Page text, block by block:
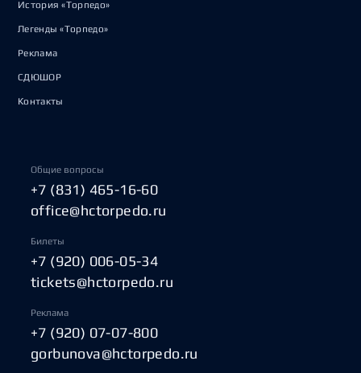
История «Торпедо»
Легенды «Торпедо»
Реклама
СДЮШОР
Контакты
Общие вопросы
+7 (831) 465-16-60
office@hctorpedo.ru
Билеты
+7 (920) 006-05-34
tickets@hctorpedo.ru
Реклама
+7 (920) 07-07-800
gorbunova@hctorpedo.ru